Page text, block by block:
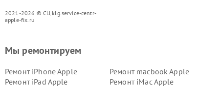
2021-2026 © СЦ klg.service-centr-
apple-fix.ru
Мы ремонтируем
Ремонт iPhone Apple
Ремонт macbook Apple
Ремонт iPad Apple
Ремонт iMac Apple